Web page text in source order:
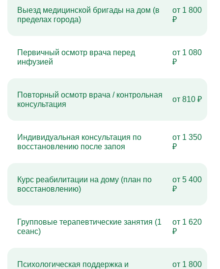
Выезд медицинской бригады на дом (в
пределах города)
от 1 800
₽
Первичный осмотр врача перед
инфузией
от 1 080
₽
Повторный осмотр врача / контрольная
консультация
от 810 ₽
Индивидуальная консультация по
восстановлению после запоя
от 1 350
₽
Курс реабилитации на дому (план по
восстановлению)
от 5 400
₽
Групповые терапевтические занятия (1
сеанс)
от 1 620
₽
Психологическая поддержка и
от 1 800